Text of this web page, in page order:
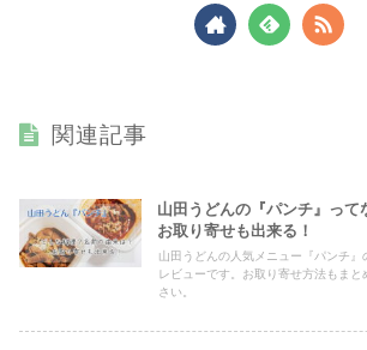
関連記事
山田うどんの『パンチ』って
お取り寄せも出来る！
山田うどんの人気メニュー『パンチ
レビューです。お取り寄せ方法もま
さい。